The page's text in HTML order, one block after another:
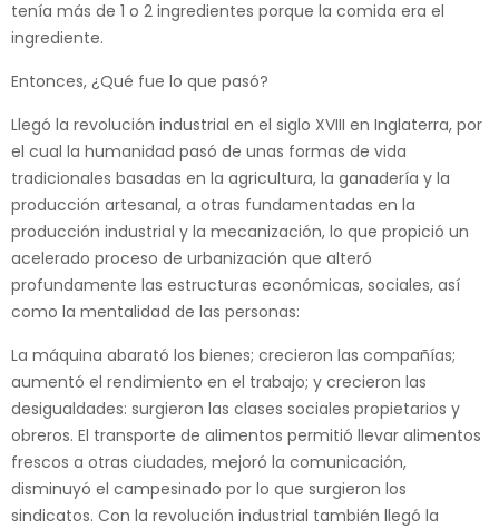
tenía más de 1 o 2 ingredientes porque la comida era el
ingrediente.
Entonces, ¿Qué fue lo que pasó?
Llegó la revolución industrial en el siglo XVIII en Inglaterra, por
el cual la humanidad pasó de unas formas de vida
tradicionales basadas en la agricultura, la ganadería y la
producción artesanal, a otras fundamentadas en la
producción industrial y la mecanización, lo que propició un
acelerado proceso de urbanización que alteró
profundamente las estructuras económicas, sociales, así
como la mentalidad de las personas:
La máquina abarató los bienes; crecieron las compañías;
aumentó el rendimiento en el trabajo; y crecieron las
desigualdades: surgieron las clases sociales propietarios y
obreros. El transporte de alimentos permitió llevar alimentos
frescos a otras ciudades, mejoró la comunicación,
disminuyó el campesinado por lo que surgieron los
sindicatos. Con la revolución industrial también llegó la